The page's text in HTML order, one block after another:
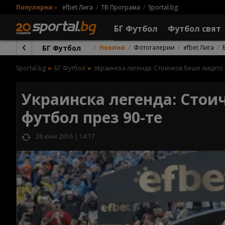
Популярни » efbet Лига ТВ Програма Sportal.bg
БГ Футбол Футбол свят
БГ Футбол Новини Фотогалерии efbet Лига
Sportal.bg БГ Футбол Украинска легенда: Стоичков беше
Украинска легенда:
футбол през 90-те
26 юни 2016 | 14:17